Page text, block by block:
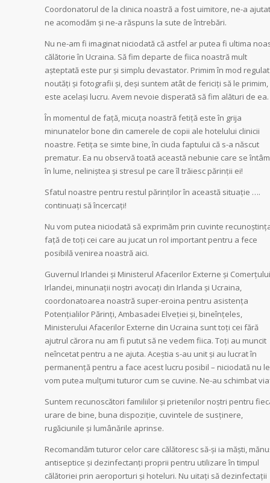
Coordonatorul de la clinica noastră a fost uimitore, ne-a
ne acomodăm și ne-a răspuns la sute de întrebări.
Nu ne-am fi imaginat niciodată că astfel ar putea fi ultima
călătorie în Ucraina. Să fim departe de fiica noastră mult
așteptată este pur și simplu devastator. Primim în mod regulat
noutăți și fotografii și, deși suntem atât de fericiți să le
este același lucru. Avem nevoie disperată să fim alături de ea.
În momentul de față, micuța noastră fetiță este în grija
minunatelor bone din camerele de copii ale hotelului clinicii
noastre. Fetița se simte bine, în ciuda faptului că s-a născut
prematur. Ea nu observă toată această nebunie care se
în lume, neliniștea și stresul pe care îl trăiesc părinții ei!
Sfatul noastre pentru restul părinților în această situație ….
continuați să încercați!
Nu vom putea niciodată să exprimăm prin cuvinte
față de toți cei care au jucat un rol important pentru a fece
posibilă venirea noastră aici.
Guvernul Irlandei și Ministerul Afacerilor Externe și Comerțului
Irlandei, minunații noștri avocați din Irlanda și Ucraina,
coordonatoarea noastră super-eroina pentru asistența
Potențialilor Părinți, Ambasadei Elveției și, bineînțeles,
Ministerului Afacerilor Externe din Ucraina sunt toți cei fără
ajutrul cărora nu am fi putut să ne vedem fiica. Toți au muncit
neîncetat pentru a ne ajuta. Aceștia s-au unit și au lucrat în
permanență pentru a face acest lucru posibil – niciodată nu le
vom putea mulțumi tuturor cum se cuvine. Ne-au schimbat
Suntem recunoscători familiilor și prietenilor noștri pentru
urare de bine, buna dispoziție, cuvintele de susținere,
rugăciunile și lumânările aprinse.
Recomandăm tuturor celor care călătoresc să-și ia măști,
antiseptice și dezinfectanți proprii pentru utilizare în timpul
călătoriei prin aeroporturi și hoteluri. Nu uitați să dezinfectații